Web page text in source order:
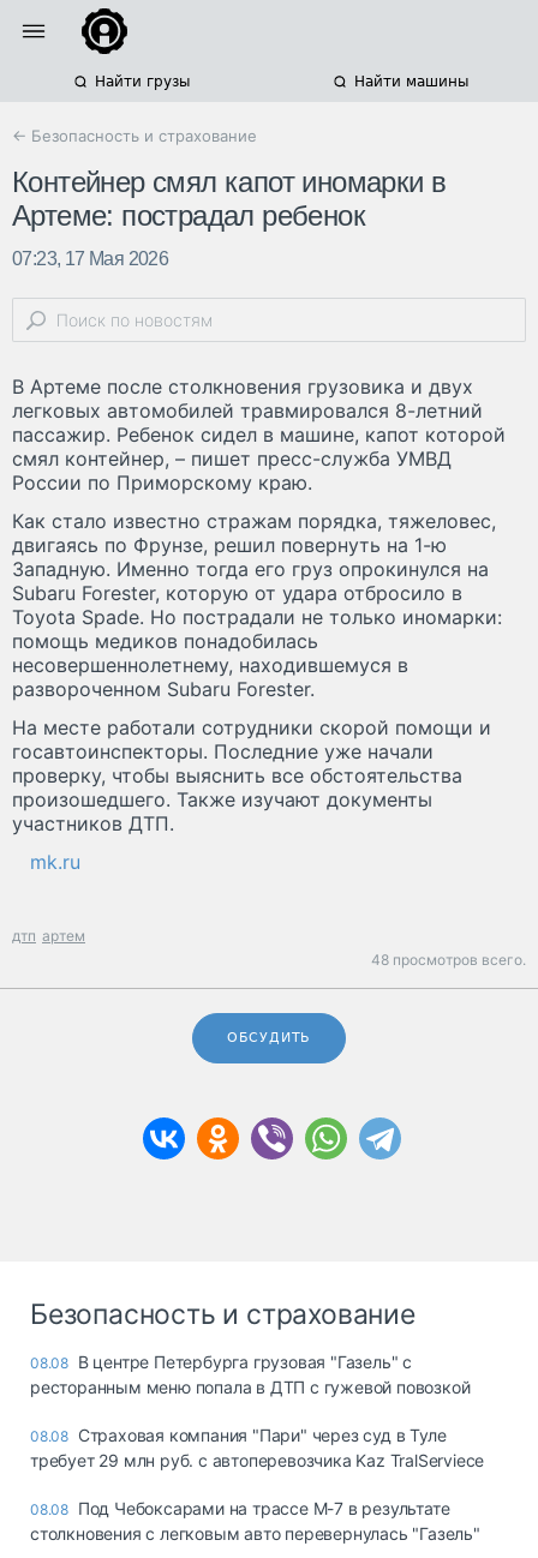
Найти грузы Найти машины
← Безопасность и страхование
Контейнер смял капот иномарки в
Артеме: пострадал ребенок
07:23, 17 Мая 2026
В Артеме после столкновения грузовика и двух
легковых автомобилей травмировался 8-летний
пассажир. Ребенок сидел в машине, капот которой
смял контейнер, – пишет пресс-служба УМВД
России по Приморскому краю.
Как стало известно стражам порядка, тяжеловес,
двигаясь по Фрунзе, решил повернуть на 1-ю
Западную. Именно тогда его груз опрокинулся на
Subaru Forester, которую от удара отбросило в
Toyota Spade. Но пострадали не только иномарки:
помощь медиков понадобилась
несовершеннолетнему, находившемуся в
развороченном Subaru Forester.
На месте работали сотрудники скорой помощи и
госавтоинспекторы. Последние уже начали
проверку, чтобы выяснить все обстоятельства
произошедшего. Также изучают документы
участников ДТП.
mk.ru
дтп артем
48 просмотров всего.
ОБСУДИТЬ
Безопасность и страхование
08.08 В центре Петербурга грузовая "Газель" с
ресторанным меню попала в ДТП с гужевой повозкой
08.08 Страховая компания "Пари" через суд в Туле
требует 29 млн руб. с автоперевозчика Kaz TralServiece
08.08 Под Чебоксарами на трассе М-7 в результате
столкновения с легковым авто перевернулась "Газель"